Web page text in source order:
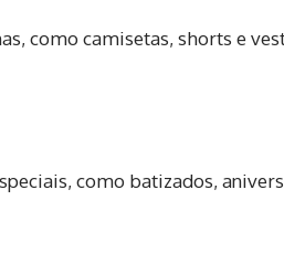
como camisetas, shorts e
como batizados,